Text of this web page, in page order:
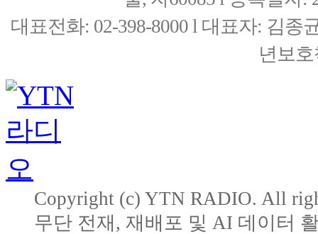
대표전화: 02-398-8000 l 대표자: 김종
년보
Copyright (c) YTN RADIO. All
무단 전재, 재배포 및 AI 데이터